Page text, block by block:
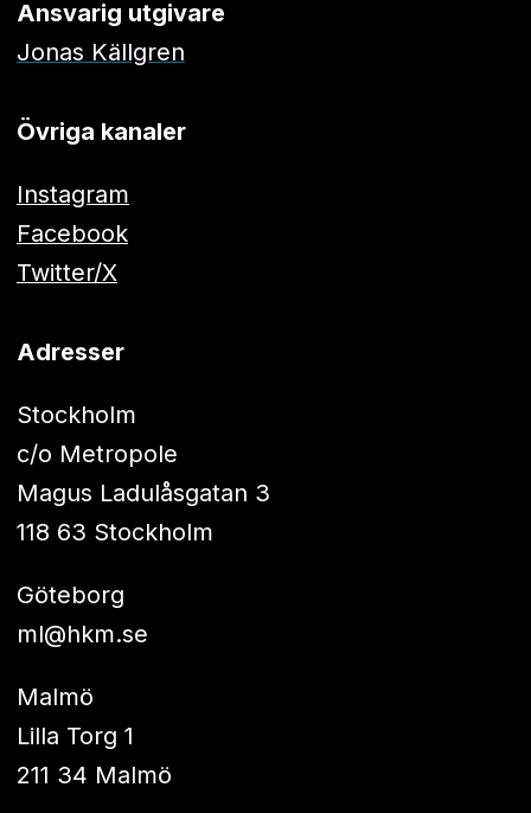
Ansvarig utgivare
Jonas Källgren
Övriga kanaler
Instagram
Facebook
Twitter/X
Adresser
Stockholm
c/o Metropole
Magus Ladulåsgatan 3
118 63 Stockholm
Göteborg
ml@hkm.se
Malmö
Lilla Torg 1
211 34 Malmö